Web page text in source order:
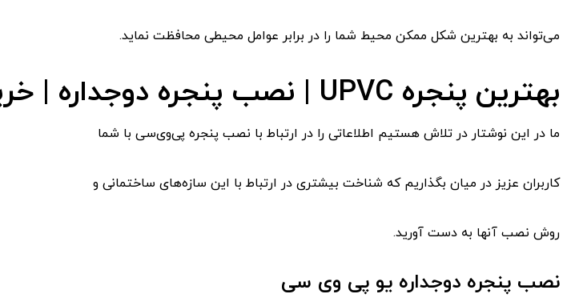
می‌تواند به بهترین شکل ممکن محیط شما را در برابر عوامل محیطی محافظت نماید.
بهترین پنجره UPVC | نصب پنجره دوجداره | خرید پنجره
ما در این نوشتار در تلاش هستیم اطلاعاتی را در ارتباط با نصب پنجره پی‌وی‌سی با شما
کاربران عزیز در میان بگذاریم که شناخت بیشتری در ارتباط با این سازه‌های ساختمانی و
روش نصب آنها به دست آورید.
نصب پنجره دوجداره یو پی وی سی